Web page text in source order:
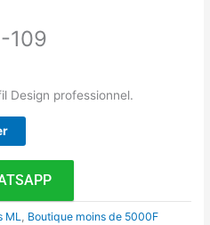
109
Design professionnel.
ML, Boutique moins de 5000F